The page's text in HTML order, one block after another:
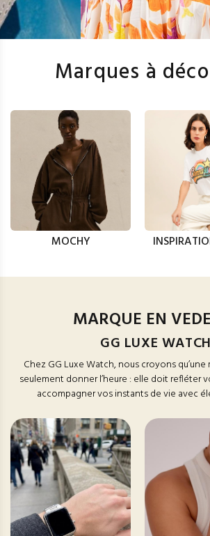
Marques à
MOCHY
MARQUE EN
GG LUXE WATCH
Chez GG Luxe Watch, nous croyons
seulement donner l’heure : elle doit refléter
accompagner vos instants de vie avec